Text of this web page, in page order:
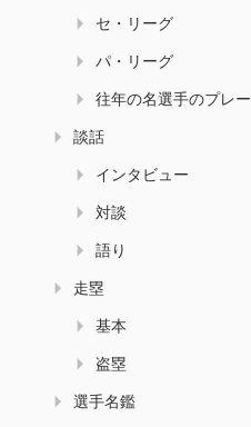
セ・リーグ
パ・リーグ
往年の名選手のプレー
談話
インタビュー
対談
語り
走塁
基本
盗塁
選手名鑑